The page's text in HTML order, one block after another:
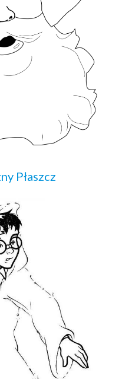
Płaszcz